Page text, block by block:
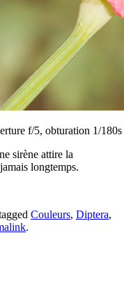
f/5, obturation 1/180s
sirène attire la
longtemps.
Couleurs, Diptera,
.